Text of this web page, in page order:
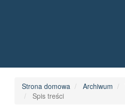
Main Content
Strona domowa
Archiwum
Spis treści